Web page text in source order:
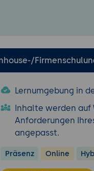
Lernumgebung in
Inhalte werden auf
Anforderungen
angepasst.
Präsenz Online